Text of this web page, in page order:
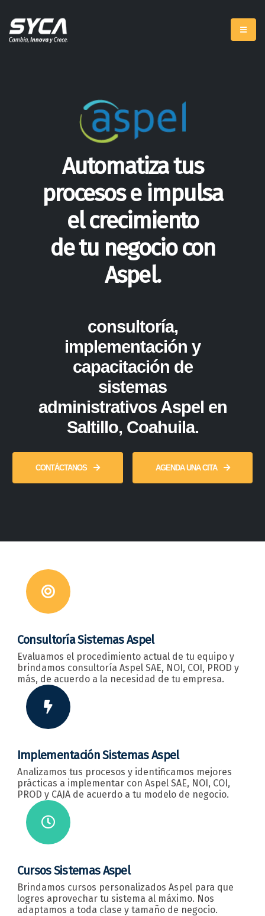
Automatiza tus
procesos e impulsa
el crecimiento
de tu negocio con
Aspel.
consultoría,
implementación y
capacitación de
sistemas
administrativos Aspel en
Saltillo, Coahuila.
CONTÁCTANOS AGENDA UNA CITA
Consultoría Sistemas Aspel
Evaluamos el procedimiento actual de tu equipo y
brindamos consultoría Aspel SAE, NOI, COI, PROD y
más, de acuerdo a la necesidad de tu empresa.
Implementación Sistemas Aspel
Analizamos tus procesos y identificamos mejores
prácticas a implementar con Aspel SAE, NOI, COI,
PROD y CAJA de acuerdo a tu modelo de negocio.
Cursos Sistemas Aspel
Brindamos cursos personalizados Aspel para que
logres aprovechar tu sistema al máximo. Nos
adaptamos a toda clase y tamaño de negocio.